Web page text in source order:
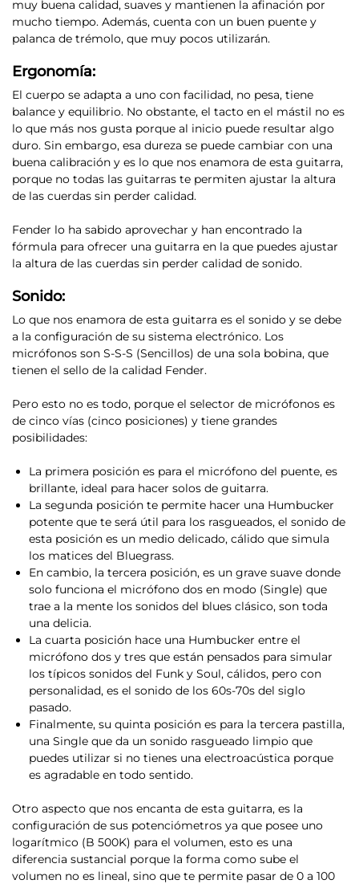
muy buena calidad, suaves y mantienen la afinación por
mucho tiempo. Además, cuenta con un buen puente y
palanca de trémolo, que muy pocos utilizarán.
Ergonomía:
El cuerpo se adapta a uno con facilidad, no pesa, tiene
balance y equilibrio. No obstante, el tacto en el mástil no es
lo que más nos gusta porque al inicio puede resultar algo
duro. Sin embargo, esa dureza se puede cambiar con una
buena calibración y es lo que nos enamora de esta guitarra,
porque no todas las guitarras te permiten ajustar la altura
de las cuerdas sin perder calidad.
Fender lo ha sabido aprovechar y han encontrado la
fórmula para ofrecer una guitarra en la que puedes ajustar
la altura de las cuerdas sin perder calidad de sonido.
Sonido:
Lo que nos enamora de esta guitarra es el sonido y se debe
a la configuración de su sistema electrónico. Los
micrófonos son S-S-S (Sencillos) de una sola bobina, que
tienen el sello de la calidad Fender.
Pero esto no es todo, porque el selector de micrófonos es
de cinco vías (cinco posiciones) y tiene grandes
posibilidades:
La primera posición es para el micrófono del puente, es
brillante, ideal para hacer solos de guitarra.
La segunda posición te permite hacer una Humbucker
potente que te será útil para los rasgueados, el sonido de
esta posición es un medio delicado, cálido que simula
los matices del Bluegrass.
En cambio, la tercera posición, es un grave suave donde
solo funciona el micrófono dos en modo (Single) que
trae a la mente los sonidos del blues clásico, son toda
una delicia.
La cuarta posición hace una Humbucker entre el
micrófono dos y tres que están pensados para simular
los típicos sonidos del Funk y Soul, cálidos, pero con
personalidad, es el sonido de los 60s-70s del siglo
pasado.
Finalmente, su quinta posición es para la tercera pastilla,
una Single que da un sonido rasgueado limpio que
puedes utilizar si no tienes una electroacústica porque
es agradable en todo sentido.
Otro aspecto que nos encanta de esta guitarra, es la
configuración de sus potenciómetros ya que posee uno
logarítmico (B 500K) para el volumen, esto es una
diferencia sustancial porque la forma como sube el
volumen no es lineal, sino que te permite pasar de 0 a 100